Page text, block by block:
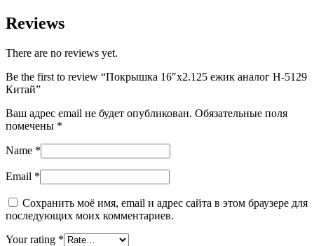
Reviews
There are no reviews yet.
Be the first to review “Покрышка 16″х2.125 ежик аналог Н-5129
Китай”
Ваш адрес email не будет опубликован. Обязательные поля
помечены *
Name *
Email *
Сохранить моё имя, email и адрес сайта в этом браузере для
последующих моих комментариев.
Your rating *